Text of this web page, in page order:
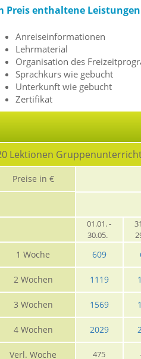
Preis enthaltene
Anreiseinformationen
Lehrmaterial
Organisation des
Sprachkurs wie gebucht
Unterkunft wie gebucht
Zertifikat
Lektionen
Preise in €
01.01. -
30.05.
1 Woche 609
2 Wochen 1119
3 Wochen 1569
4 Wochen 2029
Verl. Woche 475